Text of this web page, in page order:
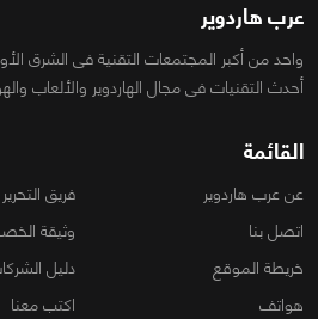
عرب هاردوير
واحد من أكبر المجتمعات التقنية فى الشرق
أحدث التقنيات فى مجال الهاردوير والألعاب
القائمة
عن عرب هاردوير
فريق التحرير
اتصل بنا
وثيقة
خريطة الموقع
دليل
هواتف
اكتب معنا